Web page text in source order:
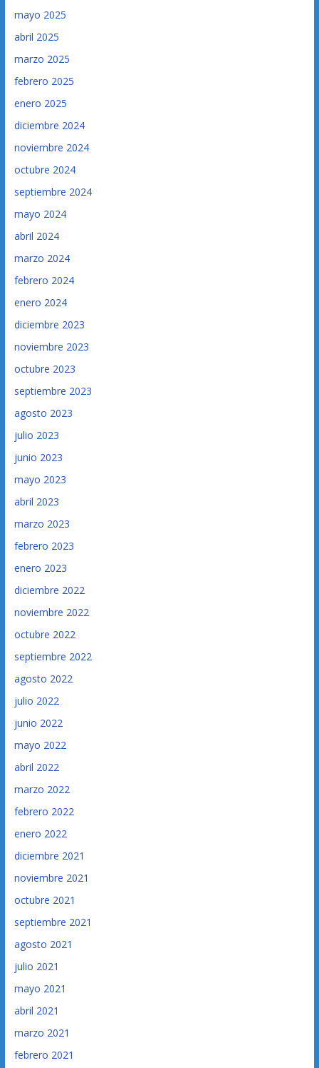
mayo 2025
abril 2025
marzo 2025
febrero 2025
enero 2025
diciembre 2024
noviembre 2024
octubre 2024
septiembre 2024
mayo 2024
abril 2024
marzo 2024
febrero 2024
enero 2024
diciembre 2023
noviembre 2023
octubre 2023
septiembre 2023
agosto 2023
julio 2023
junio 2023
mayo 2023
abril 2023
marzo 2023
febrero 2023
enero 2023
diciembre 2022
noviembre 2022
octubre 2022
septiembre 2022
agosto 2022
julio 2022
junio 2022
mayo 2022
abril 2022
marzo 2022
febrero 2022
enero 2022
diciembre 2021
noviembre 2021
octubre 2021
septiembre 2021
agosto 2021
julio 2021
mayo 2021
abril 2021
marzo 2021
febrero 2021